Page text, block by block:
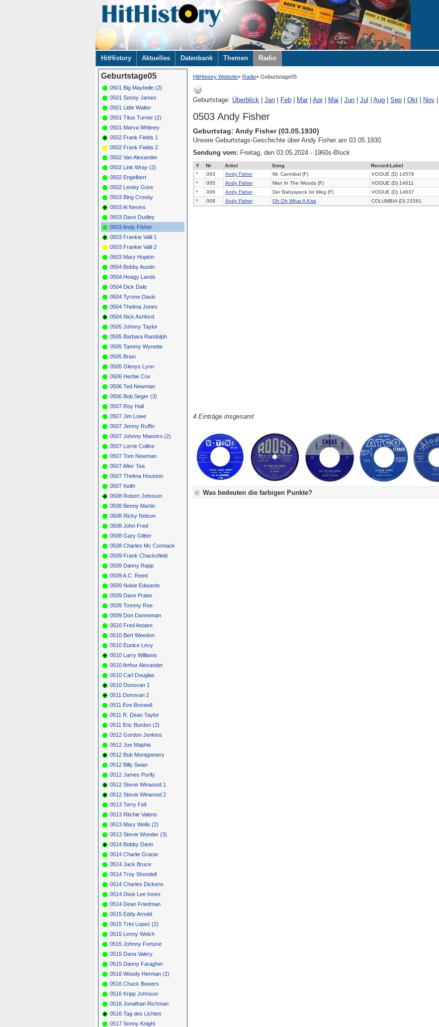
Navigation
überspringen
HitHistory Aktuelles Datenbank Themen Radio
HitHistory Website Radio Geburtstage05
Geburtstage: Überblick Jan Feb Mar| Apr| Mai Jun Jul Aug Sep Okt Nov
0503 Andy Fisher
Geburtstag: Andy Fisher (03.05.1930)
Unsere Geburtstags-Geschichte über Andy Fisher am 03.05.1930.
Sendung vom: Freitag, den 03.05.2024 - 1960s-Block
Y Nr Artist Song Record-Label
*
003 Andy Fisher Mr. Cannibal (F) VOGUE (D) 14578
*
005 Andy Fisher Man In The Woods (F) VOGUE (D) 14611
*
006 Andy Fisher Der Babyspeck Ist Weg (F) VOGUE (D) 14637
*
008 Andy Fisher Oh Oh What A Kiss COLUMBIA (D) 23261
4 Einträge insgesamt
Was bedeuten die farbigen Punkte?
Geburtstage05
0501 Big Maybelle (2)
0501 Sonny James
0501 Little Walter
0501 Titus Turner (2)
0501 Marva Whitney
0502 Frank Fields 1
0502 Frank Fields 2
0502 Van Alexander
0502 Link Wray (2)
0502 Engelbert
0502 Lesley Gore
0503 Bing Crosby
0503 Al Nevins
0503 Dave Dudley
0503 Andy Fisher
0503 Frankie Valli 1
0503 Frankie Valli 2
0503 Mary Hopkin
0504 Bobby Austin
0504 Hoagy Lands
0504 Dick Dale
0504 Tyrone Davis
0504 Thelma Jones
0504 Nick Ashford
0505 Johnny Taylor
0505 Barbara Randolph
0505 Tammy Wynette
0505 Brian
0505 Glenys Lynn
0506 Herbie Cox
0506 Ted Newman
0506 Bob Seger (3)
0507 Roy Hall
0507 Jim Lowe
0507 Jimmy Ruffin
0507 Johnny Maestro (2)
0507 Lorrie Collins
0507 Tom Newman
0507 After Tea
0507 Thelma Houston
0507 Keith
0508 Robert Johnson
0508 Benny Martin
0508 Ricky Nelson
0508 John Fred
0508 Gary Glitter
0508 Charles Mc Cormack
0509 Frank Chacksfield
0509 Danny Rapp
0509 A.C. Reed
0509 Nokie Edwards
0509 Dave Prater
0509 Tommy Roe
0509 Don Danneman
0510 Fred Astaire
0510 Bert Weedon
0510 Eunice Levy
0510 Larry Williams
0510 Arthur Alexander
0510 Carl Douglas
0510 Donovan 1
0511 Donovan 2
0511 Eve Boswell
0511 R. Dean Taylor
0511 Eric Burdon (2)
0512 Gordon Jenkins
0512 Joe Maphis
0512 Bob Montgomery
0512 Billy Swan
0512 James Purify
0512 Stevie Winwood 1
0512 Stevie Winwood 2
0513 Terry Fell
0513 Ritchie Valens
0513 Mary Wells (2)
0513 Stevie Wonder (3)
0514 Bobby Darin
0514 Charlie Gracie
0514 Jack Bruce
0514 Troy Shondell
0514 Charles Dickens
0514 Dixie Lee Innes
0514 Dean Friedman
0515 Eddy Arnold
0515 Trini Lopez (2)
0515 Lenny Welch
0515 Johnny Fortune
0515 Dana Valery
0515 Danny Faragher
0516 Woody Herman (2)
0516 Chuck Bowers
0516 Kripp Johnson
0516 Jonathan Richman
0516 Tag des Lichtes
0517 Sonny Knight